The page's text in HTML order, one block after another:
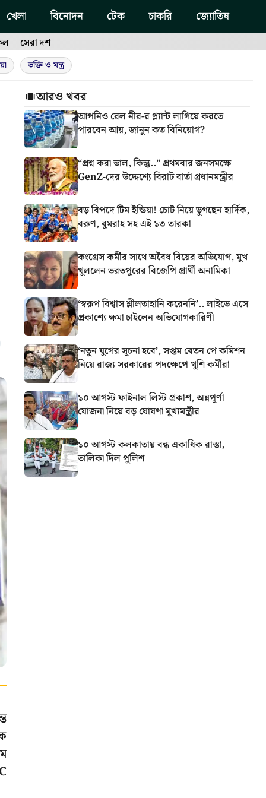
খেলা বিনোদন টেক চাকরি জ্যোতিষ
সেরা দশ
ভক্তি ও মন্ত্র
আরও খবর
আপনিও রেল নীর-র প্ল্যান্ট লাগিয়ে করতে
পারবেন আয়, জানুন কত বিনিয়োগ?
“প্রশ্ন করা ভাল, কিন্তু..” প্রথমবার জনসমক্ষে
GenZ-দের উদ্দেশ্যে বিরাট বার্তা প্রধানমন্ত্রীর
বড় বিপদে টিম ইন্ডিয়া! চোট নিয়ে ভুগছেন হার্দিক,
বরুণ, বুমরাহ সহ এই ১৩ তারকা
কংগ্রেস কর্মীর সাথে অবৈধ বিয়ের অভিযোগ, মুখ
খুললেন ভরতপুরের বিজেপি প্রার্থী অনামিকা
‘স্বরূপ বিশ্বাস শ্লীলতাহানি করেননি’.. লাইভে এসে
প্রকাশ্যে ক্ষমা চাইলেন অভিযোগকারিণী
‘নতুন যুগের সূচনা হবে’, সপ্তম বেতন পে কমিশন
নিয়ে রাজ্য সরকারের পদক্ষেপে খুশি কর্মীরা
১০ আগস্ট ফাইনাল লিস্ট প্রকাশ, অন্নপূর্ণা
যোজনা নিয়ে বড় ঘোষণা মুখ্যমন্ত্রীর
১০ আগস্ট কলকাতায় বন্ধ একাধিক রাস্তা,
তালিকা দিল পুলিশ